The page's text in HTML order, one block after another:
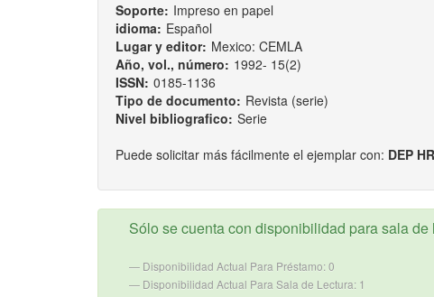
Soporte: Impreso en papel
idioma: Español
Lugar y editor: Mexico: CEMLA
Año, vol., número: 1992- 15(2)
ISSN: 0185-1136
Tipo de documento: Revista (serie)
Nivel bibliografico: Serie
Puede solicitar más fácilmente el ejemplar con: DEP
Sólo se cuenta con disponibilidad para sala de
Disponibilidad Actual Para Préstamo: 0
Disponibilidad Actual Para Sala de Lectura: 1